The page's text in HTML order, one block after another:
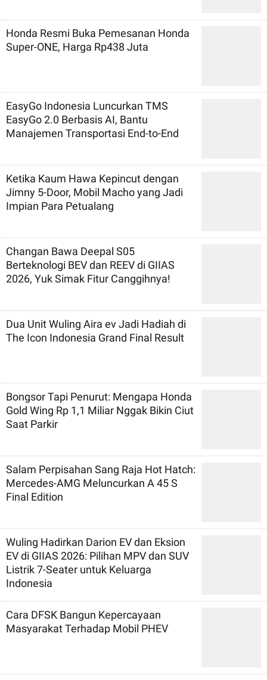
Honda Resmi Buka Pemesanan Honda
Super-ONE, Harga Rp438 Juta
EasyGo Indonesia Luncurkan TMS
EasyGo 2.0 Berbasis AI, Bantu
Manajemen Transportasi End-to-End
Ketika Kaum Hawa Kepincut dengan
Jimny 5-Door, Mobil Macho yang Jadi
Impian Para Petualang
Changan Bawa Deepal S05
Berteknologi BEV dan REEV di GIIAS
2026, Yuk Simak Fitur Canggihnya!
Dua Unit Wuling Aira ev Jadi Hadiah di
The Icon Indonesia Grand Final Result
Bongsor Tapi Penurut: Mengapa Honda
Gold Wing Rp 1,1 Miliar Nggak Bikin Ciut
Saat Parkir
Salam Perpisahan Sang Raja Hot Hatch:
Mercedes-AMG Meluncurkan A 45 S
Final Edition
Wuling Hadirkan Darion EV dan Eksion
EV di GIIAS 2026: Pilihan MPV dan SUV
Listrik 7-Seater untuk Keluarga
Indonesia
Cara DFSK Bangun Kepercayaan
Masyarakat Terhadap Mobil PHEV